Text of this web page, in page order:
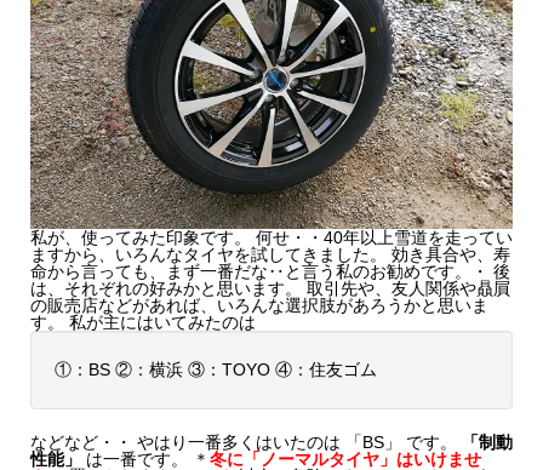
私が、使ってみた印象です。 何せ・・40年以上雪道を走ってい
ますから、いろんなタイヤを試してきました。 効き具合や、寿
命から言っても、まず一番だな‥と言う私のお勧めです。・ 後
は、それぞれの好みかと思います。 取引先や、友人関係や贔屓
の販売店などがあれば、いろんな選択肢があろうかと思いま
す。 私が主にはいてみたのは
①：BS ②：横浜 ③：TOYO ④：住友ゴム
などなど・・ やはり一番多くはいたのは 「BS」 です。
「制動
性能」
は一番です。 ＊ 冬に「ノーマルタイヤ」はいけませ